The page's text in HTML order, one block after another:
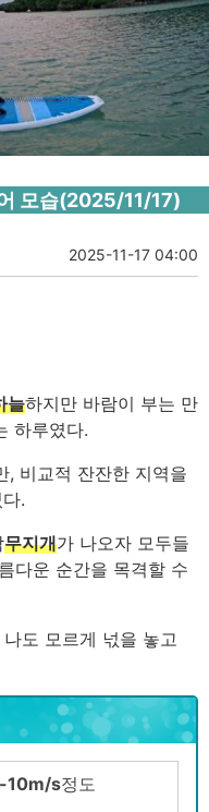
모습(2025/11/17)
2025-11-17 04:00
늘하지만 바람이 부는 만
하루였다.
, 비교적 잔잔한 지역을
.
무지개가 나오자 모두들
다운 순간을 목격할 수
도 모르게 넋을 놓고
10m/s정도